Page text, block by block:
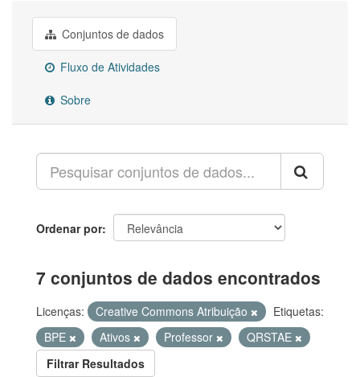
Conjuntos de dados
Fluxo de Atividades
Sobre
Ordenar por
7 conjuntos de dados encontrados
Licenças: Creative Commons Atribuição
Etiquetas:
BPE
Ativos Professor
QRSTAE
Filtrar Resultados